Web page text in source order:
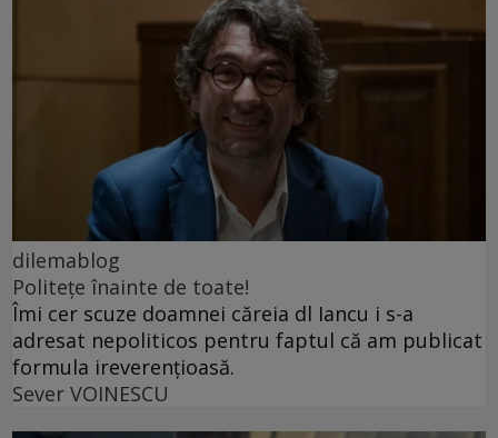
dilemablog
Politețe înainte de toate!
Îmi cer scuze doamnei căreia dl Iancu i s-a
adresat nepoliticos pentru faptul că am publicat
formula ireverențioasă.
Sever VOINESCU